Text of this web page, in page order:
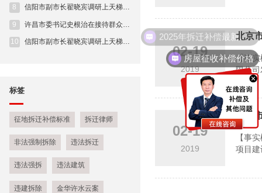
8 信阳市副市长翟晓宾调研上天梯林长制工作及安全生产工作
9 许昌市委书记史根治在接待群众来访时强调 牢固树立人民至上理念 用心用情用力做好新时代群众工作
10 信阳市副市长翟晓宾调研上天梯林长制工作及安全生产工作
标签
征地拆迁补偿标准 拆迁律师
非法强制拆除 违法拆迁
违法强拆 违法建筑
违建拆除 金华许水云案
02-19
2019
北京
【事
限公
02-19
2019
北京
【事
项目
房屋征收补偿价格
2025年拆迁补偿最新标准